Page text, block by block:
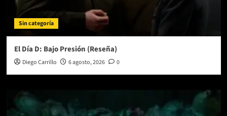
Sin categoría
El Día D: Bajo Presión (Reseña)
Diego Carrillo 6 agosto, 2026 0